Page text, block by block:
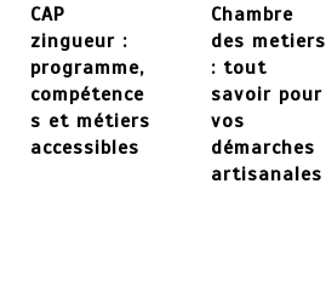
CAP
zingueur :
programme,
compétence
s et métiers
accessibles
Chambre
des metiers
: tout
savoir pour
vos
démarches
artisanales